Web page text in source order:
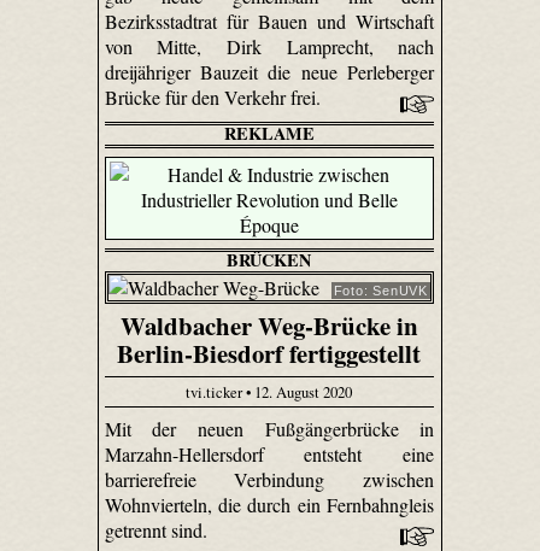
Bezirksstadtrat für Bauen und Wirtschaft
von Mitte, Dirk Lamprecht, nach
dreijähriger Bauzeit die neue Perleberger
Brücke für den Verkehr frei.
REKLAME
BRÜCKEN
Foto: SenUVK
Waldbacher Weg-Brücke in
Berlin-Biesdorf fertiggestellt
tvi.ticker • 12. August 2020
Mit der neuen Fußgängerbrücke in
Marzahn-Hellersdorf entsteht eine
barrierefreie Verbindung zwischen
Wohnvierteln, die durch ein Fernbahngleis
getrennt sind.